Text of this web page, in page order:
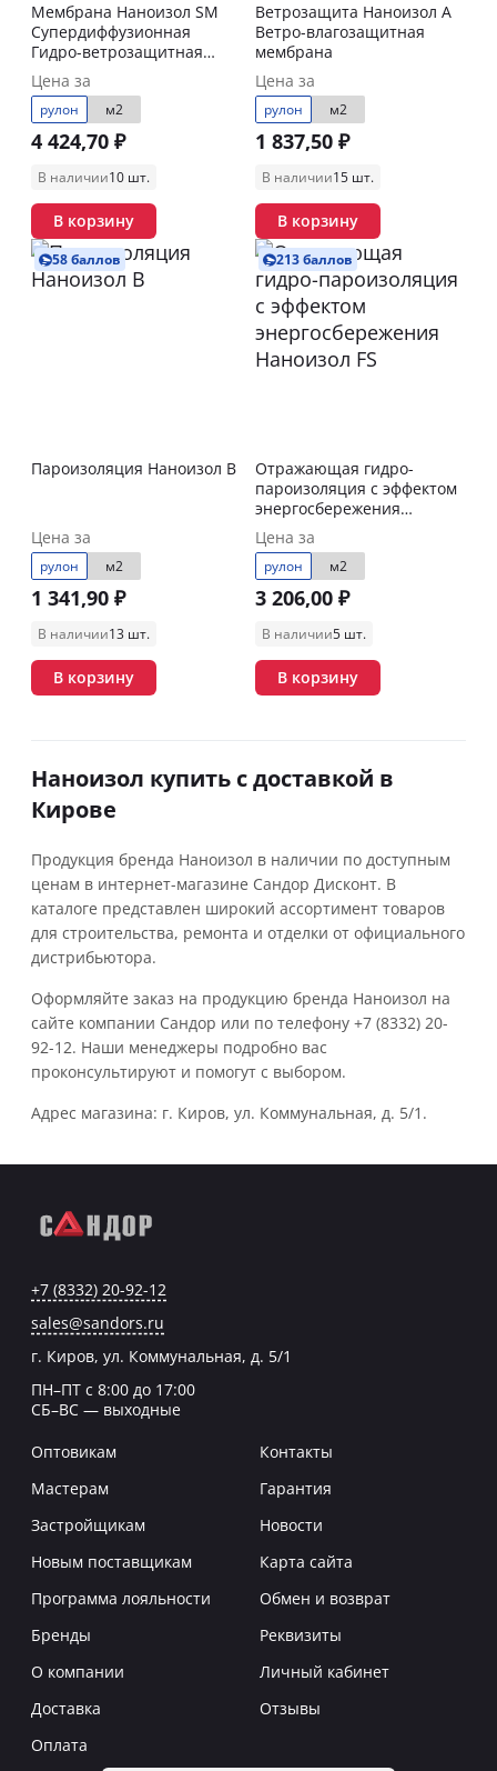
Мембрана Наноизол SM
Супердиффузионная
Гидро-ветрозащитная
мембрана
Цена за
рулон м2
4 424,70 ₽
В наличии10 шт.
В корзину
Ветрозащита Наноизол А
Ветро-влагозащитная
мембрана
Цена за
рулон м2
1 837,50 ₽
В наличии15 шт.
В корзину
58 баллов
Пароизоляция Наноизол В
Цена за
рулон м2
1 341,90 ₽
В наличии13 шт.
В корзину
213 баллов
Отражающая гидро-
пароизоляция с эффектом
энергосбережения
Наноизол FS
Цена за
рулон м2
3 206,00 ₽
В наличии5 шт.
В корзину
Наноизол купить с доставкой в
Кирове
Продукция бренда Наноизол в наличии по доступным
ценам в интернет-магазине Сандор Дисконт. В
каталоге представлен широкий ассортимент товаров
для строительства, ремонта и отделки от официального
дистрибьютора.
Оформляйте заказ на продукцию бренда Наноизол на
сайте компании Сандор или по телефону +7 (8332) 20-
92-12. Наши менеджеры подробно вас
проконсультируют и помогут с выбором.
Адрес магазина: г. Киров, ул. Коммунальная, д. 5/1.
+7 (8332) 20-92-12
sales@sandors.ru
г. Киров, ул. Коммунальная, д. 5/1
ПН–ПТ с 8:00 до 17:00
СБ–ВС — выходные
Оптовикам
Мастерам
Застройщикам
Новым поставщикам
Программа лояльности
Бренды
О компании
Доставка
Оплата
Контакты
Гарантия
Новости
Карта сайта
Обмен и возврат
Реквизиты
Личный кабинет
Отзывы